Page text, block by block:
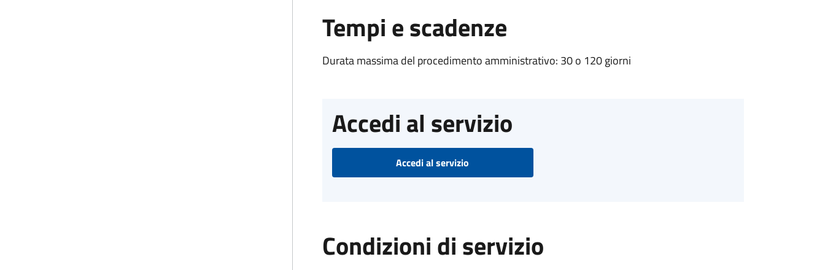
Tempi e scadenze
Durata massima del procedimento amministrativo: 30 o 120 giorni
Accedi al servizio
Accedi al servizio
Condizioni di servizio